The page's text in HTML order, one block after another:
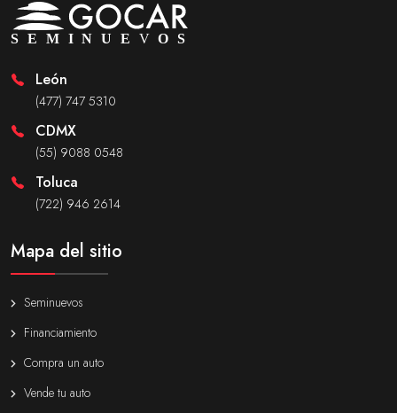
León
(477) 747 5310
CDMX
(55) 9088 0548
Toluca
(722) 946 2614
Mapa del sitio
Seminuevos
Financiamiento
Compra un auto
Vende tu auto